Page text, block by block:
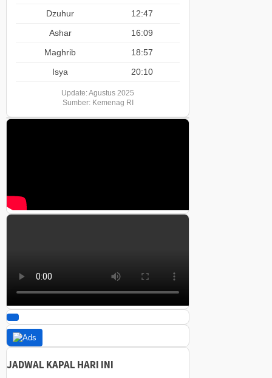
Dzuhur
12:47
Ashar
16:09
Maghrib
18:57
Isya
20:10
Update: Agustus 2025
Sumber: Kemenag RI
JADWAL KAPAL HARI INI